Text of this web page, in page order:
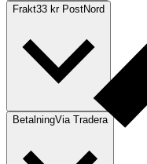
Frakt33 kr PostNord
BetalningVia Tradera